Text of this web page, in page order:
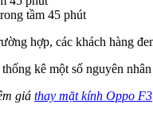
tầm 45 phút
hợp, các khách hàng
kê một số nguyên
giá thay mặt kính Oppo F3